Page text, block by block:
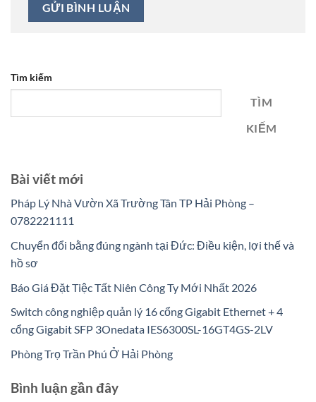
Tìm kiếm
TÌM
KIẾM
Bài viết mới
Pháp Lý Nhà Vườn Xã Trường Tân TP Hải Phòng –
0782221111
Chuyển đổi bằng đúng ngành tại Đức: Điều kiện, lợi thế và
hồ sơ
Báo Giá Đặt Tiệc Tất Niên Công Ty Mới Nhất 2026
Switch công nghiệp quản lý 16 cổng Gigabit Ethernet + 4
cổng Gigabit SFP 3Onedata IES6300SL-16GT4GS-2LV
Phòng Trọ Trần Phú Ở Hải Phòng
Bình luận gần đây